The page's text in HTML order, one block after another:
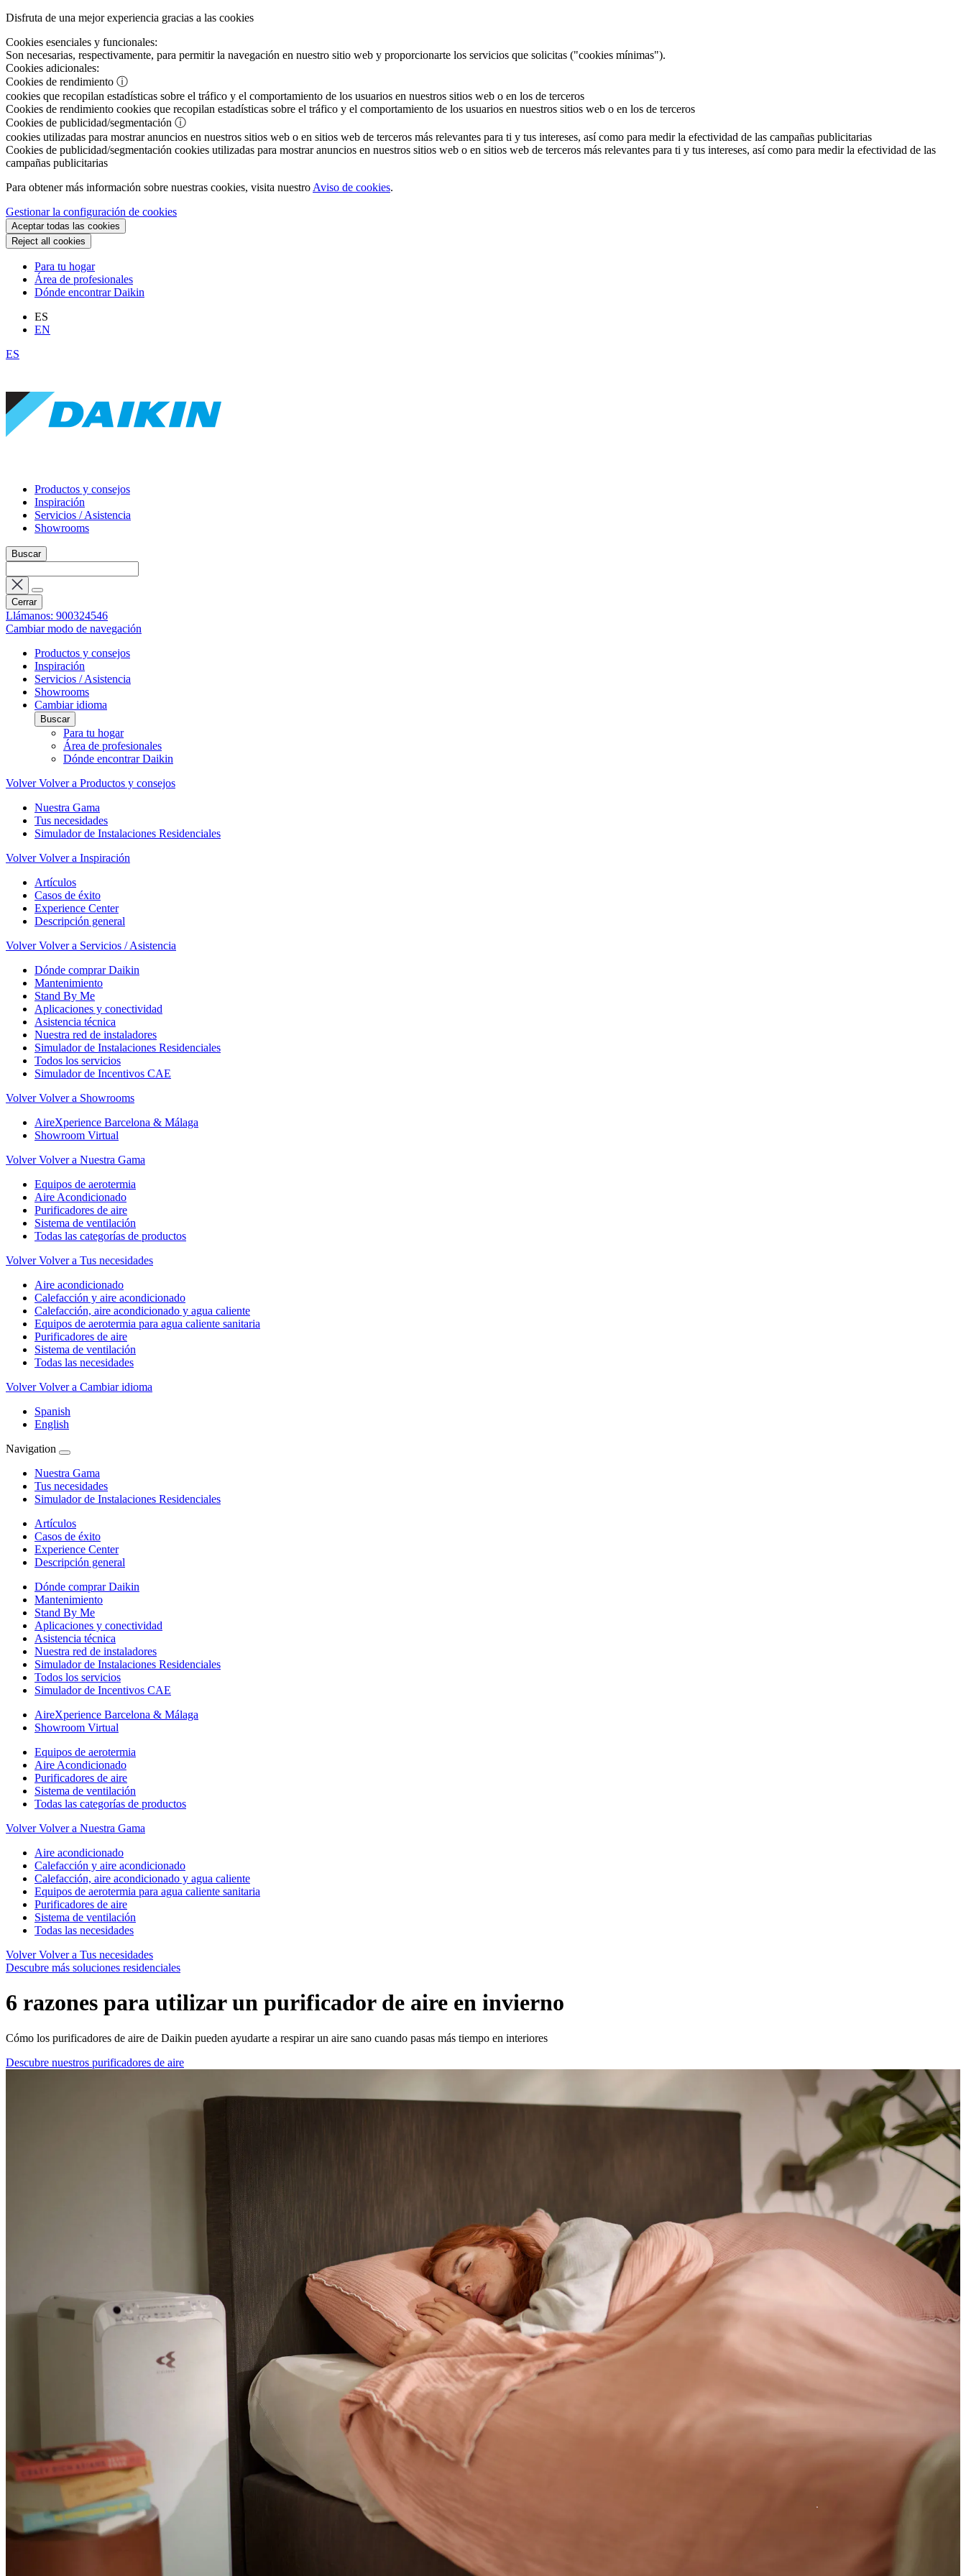
Disfruta de una mejor experiencia gracias a las cookies
Cookies esenciales y funcionales:
Son necesarias, respectivamente, para permitir la navegación en nuestro sitio web y proporcionarte los servicios que solicitas ("cookies mínimas").
Cookies adicionales:
Cookies de rendimiento ⓘ
cookies que recopilan estadísticas sobre el tráfico y el comportamiento de los usuarios en nuestros sitios web o en los de terceros
Cookies de rendimiento cookies que recopilan estadísticas sobre el tráfico y el comportamiento de los usuarios en nuestros sitios web o en los de terceros
Cookies de publicidad/segmentación ⓘ
cookies utilizadas para mostrar anuncios en nuestros sitios web o en sitios web de terceros más relevantes para ti y tus intereses, así como para medir la efectividad de las campañas publicitarias
Cookies de publicidad/segmentación cookies utilizadas para mostrar anuncios en nuestros sitios web o en sitios web de terceros más relevantes para ti y tus intereses, así como para medir la efectividad de las
campañas publicitarias
Para obtener más información sobre nuestras cookies, visita nuestro Aviso de cookies.
Gestionar la configuración de cookies
Aceptar todas las cookies
Reject all cookies
Para tu hogar
Área de profesionales
Dónde encontrar Daikin
ES
EN
ES
Productos y consejos
Inspiración
Servicios / Asistencia
Showrooms
Buscar
Cerrar
Llámanos: 900324546
Cambiar modo de navegación
Productos y consejos
Inspiración
Servicios / Asistencia
Showrooms
Cambiar idioma
Buscar
Para tu hogar
Área de profesionales
Dónde encontrar Daikin
Volver Volver a Productos y consejos
Nuestra Gama
Tus necesidades
Simulador de Instalaciones Residenciales
Volver Volver a Inspiración
Artículos
Casos de éxito
Experience Center
Descripción general
Volver Volver a Servicios / Asistencia
Dónde comprar Daikin
Mantenimiento
Stand By Me
Aplicaciones y conectividad
Asistencia técnica
Nuestra red de instaladores
Simulador de Instalaciones Residenciales
Todos los servicios
Simulador de Incentivos CAE
Volver Volver a Showrooms
AireXperience Barcelona & Málaga
Showroom Virtual
Volver Volver a Nuestra Gama
Equipos de aerotermia
Aire Acondicionado
Purificadores de aire
Sistema de ventilación
Todas las categorías de productos
Volver Volver a Tus necesidades
Aire acondicionado
Calefacción y aire acondicionado
Calefacción, aire acondicionado y agua caliente
Equipos de aerotermia para agua caliente sanitaria
Purificadores de aire
Sistema de ventilación
Todas las necesidades
Volver Volver a Cambiar idioma
Spanish
English
Navigation
Nuestra Gama
Tus necesidades
Simulador de Instalaciones Residenciales
Artículos
Casos de éxito
Experience Center
Descripción general
Dónde comprar Daikin
Mantenimiento
Stand By Me
Aplicaciones y conectividad
Asistencia técnica
Nuestra red de instaladores
Simulador de Instalaciones Residenciales
Todos los servicios
Simulador de Incentivos CAE
AireXperience Barcelona & Málaga
Showroom Virtual
Equipos de aerotermia
Aire Acondicionado
Purificadores de aire
Sistema de ventilación
Todas las categorías de productos
Volver Volver a Nuestra Gama
Aire acondicionado
Calefacción y aire acondicionado
Calefacción, aire acondicionado y agua caliente
Equipos de aerotermia para agua caliente sanitaria
Purificadores de aire
Sistema de ventilación
Todas las necesidades
Volver Volver a Tus necesidades
Descubre más soluciones residenciales
6 razones para utilizar un purificador de aire en invierno
Cómo los purificadores de aire de Daikin pueden ayudarte a respirar un aire sano cuando pasas más tiempo en interiores
Descubre nuestros purificadores de aire